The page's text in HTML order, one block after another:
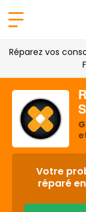
Réparez vos
Votre
réparé